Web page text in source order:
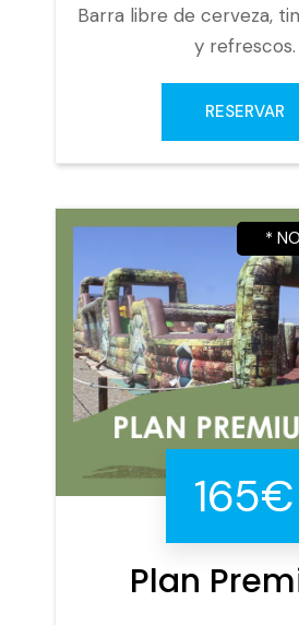
Barra libre de cerveza,
y refrescos.
RESERVAR
*
165€
Plan